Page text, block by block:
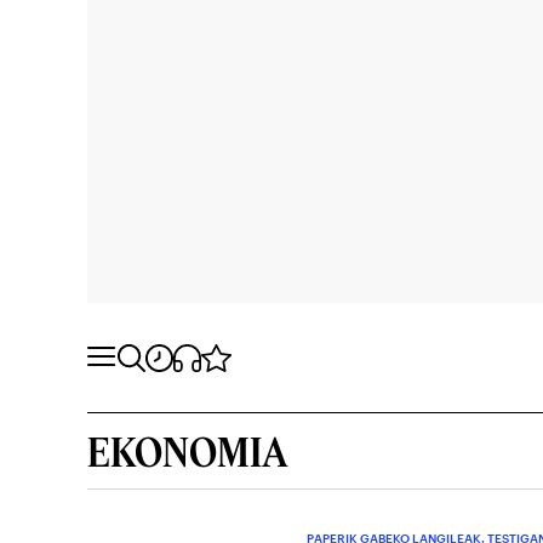
EKONOMIA
PAPERIK GABEKO LANGILEAK.